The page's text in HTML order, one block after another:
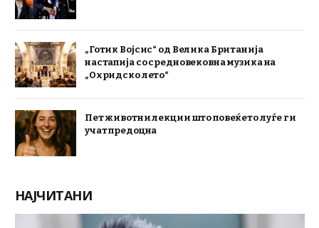
„Готик Војсис“ од Велика Британија
настапија со средновековна музика на
„Охридско лето“
Пет животни лекции што повеќето луѓе ги
учат предоцна
НАЈЧИТАНИ